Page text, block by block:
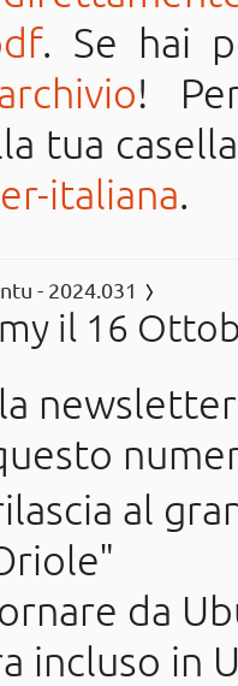
. Se hai
!
tua
italiana.
- 2024.031
il 16
al
da
incluso in